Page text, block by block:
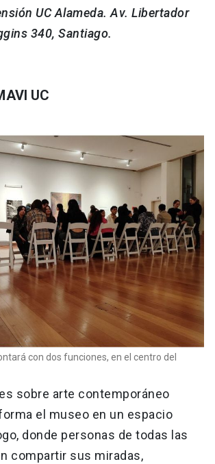
UC Alameda. Av. Libertador
340, Santiago.
UC
con dos funciones, en el centro del
sobre arte contemporáneo
el museo en un espacio
donde personas de todas las
compartir sus miradas,